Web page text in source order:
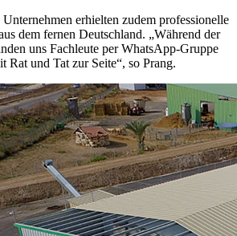
erhielten zudem professionelle
dem fernen Deutschland. „Während der
uns Fachleute per WhatsApp-Gruppe
Rat und Tat zur Seite“, so Prang.